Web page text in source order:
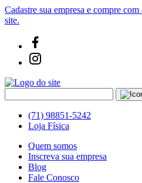
Cadastre sua empresa e compre
site.
(71) 98851-5242
Loja Física
Quem somos
Inscreva sua empresa
Blog
Fale Conosco